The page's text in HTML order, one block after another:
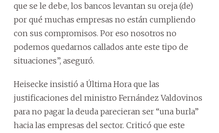
que se le debe, los bancos levantan su oreja (de)
por qué muchas empresas no están cumpliendo
con sus compromisos. Por eso nosotros no
podemos quedarnos callados ante este tipo de
situaciones”, aseguró.
Heisecke insistió a Última Hora que las
justificaciones del ministro Fernández Valdovinos
para no pagar la deuda parecieran ser “una burla”
hacia las empresas del sector. Criticó que este